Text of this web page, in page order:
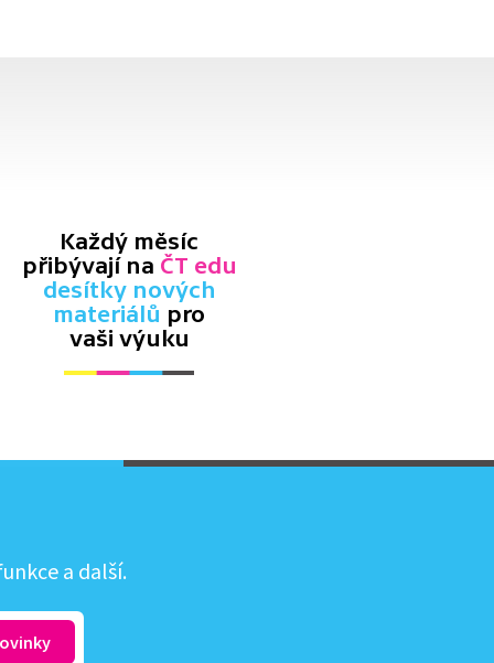
Každý měsíc
přibývají na ČT edu
desítky nových
materiálů pro
vaši výuku
a další.